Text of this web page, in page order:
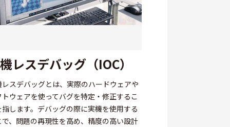
レスデバッグ（IOC）
レスデバッグとは、実際のハードウェアや
トウェアを使ってバグを特定・修正するこ
指します。デバッグの際に実機を使用する
で、問題の再現性を高め、精度の高い設計